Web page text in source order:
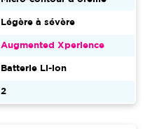
Légère à sévère
Augmented Xperience
Batterie Li-ion
2